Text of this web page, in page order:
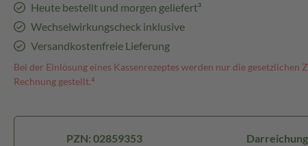
Heute bestellt und morgen geliefert³
Wechselwirkungscheck inklusive
Versandkostenfreie Lieferung
Bei der Einlösung eines Kassenrezeptes werden nur die gesetzlichen
Rechnung gestellt.⁴
PZN: 02859353